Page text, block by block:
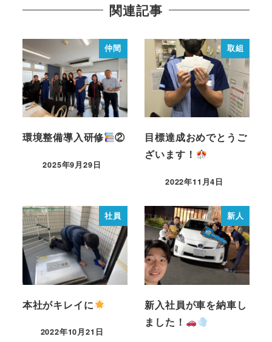
関連記事
仲間
環境整備導入研修 ②
2025年9月29日
取組
目標達成おめでとうご
ざいます！
2022年11月4日
社員
本社がキレイに
2022年10月21日
新人
新入社員が車を納車し
ました！